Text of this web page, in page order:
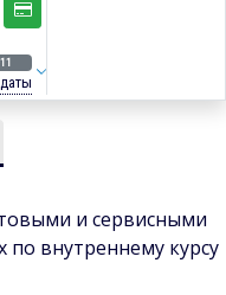
и сервисными
по внутреннему курсу